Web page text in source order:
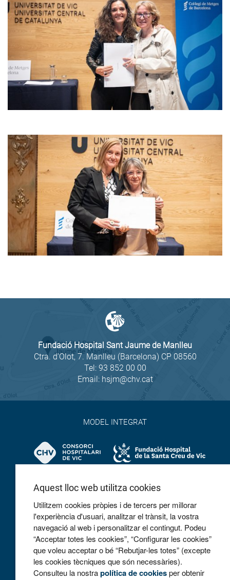
Fundació Hospital Sant Jaume de Manlleu
Ctra. d'Olot, 7. Manlleu (Barcelona) CP 08560
Tel: 93 852 00 00
Email: hsjm@chv.cat
MODEL INTEGRAT
COL·LABOREM
Aquest lloc web utilitza cookies
Utilitzem cookies pròpies i de tercers per millorar
l'experiència d'usuari, analitzar el trànsit, la vostra
navegació al web i personalitzar el contingut. Podeu
“Acceptar totes les cookies”, “Configurar les cookies”
que voleu acceptar o bé “Rebutjar-les totes” (excepte
les cookies tècniques que són necessàries).
Consulteu la nostrapolítica de cookiesper obtenir